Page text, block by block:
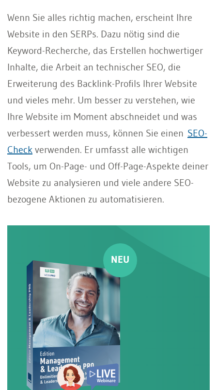
Wenn Sie alles richtig machen, erscheint Ihre
Website in den SERPs. Dazu nötig sind die
Keyword-Recherche, das Erstellen hochwertiger
Inhalte, die Arbeit an technischer SEO, die
Erweiterung des Backlink-Profils Ihrer Website
und vieles mehr. Um besser zu verstehen, wie
Ihre Website im Moment abschneidet und was
verbessert werden muss, können Sie einen SEO-
Check verwenden. Er umfasst alle wichtigen
Tools, um On-Page- und Off-Page-Aspekte deiner
Website zu analysieren und viele andere SEO-
bezogene Aktionen zu automatisieren.